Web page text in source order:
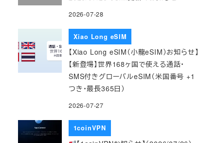
2026-07-28
Xiao Long eSIM
【Xiao Long eSIM（小龍eSIM）お知らせ】
【新登場】世界168ヶ国で使える通話・
SMS付きグローバルeSIM（米国番号 +1
つき・最長365日）
2026-07-27
1coinVPN